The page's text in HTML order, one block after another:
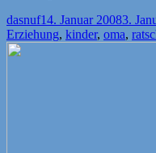
Autor
dasnufVeröffentlicht
am
14. Januar 20083.
Erziehung, kinder, oma,